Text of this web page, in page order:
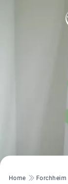
Pfadnavigation
Home Forchheim